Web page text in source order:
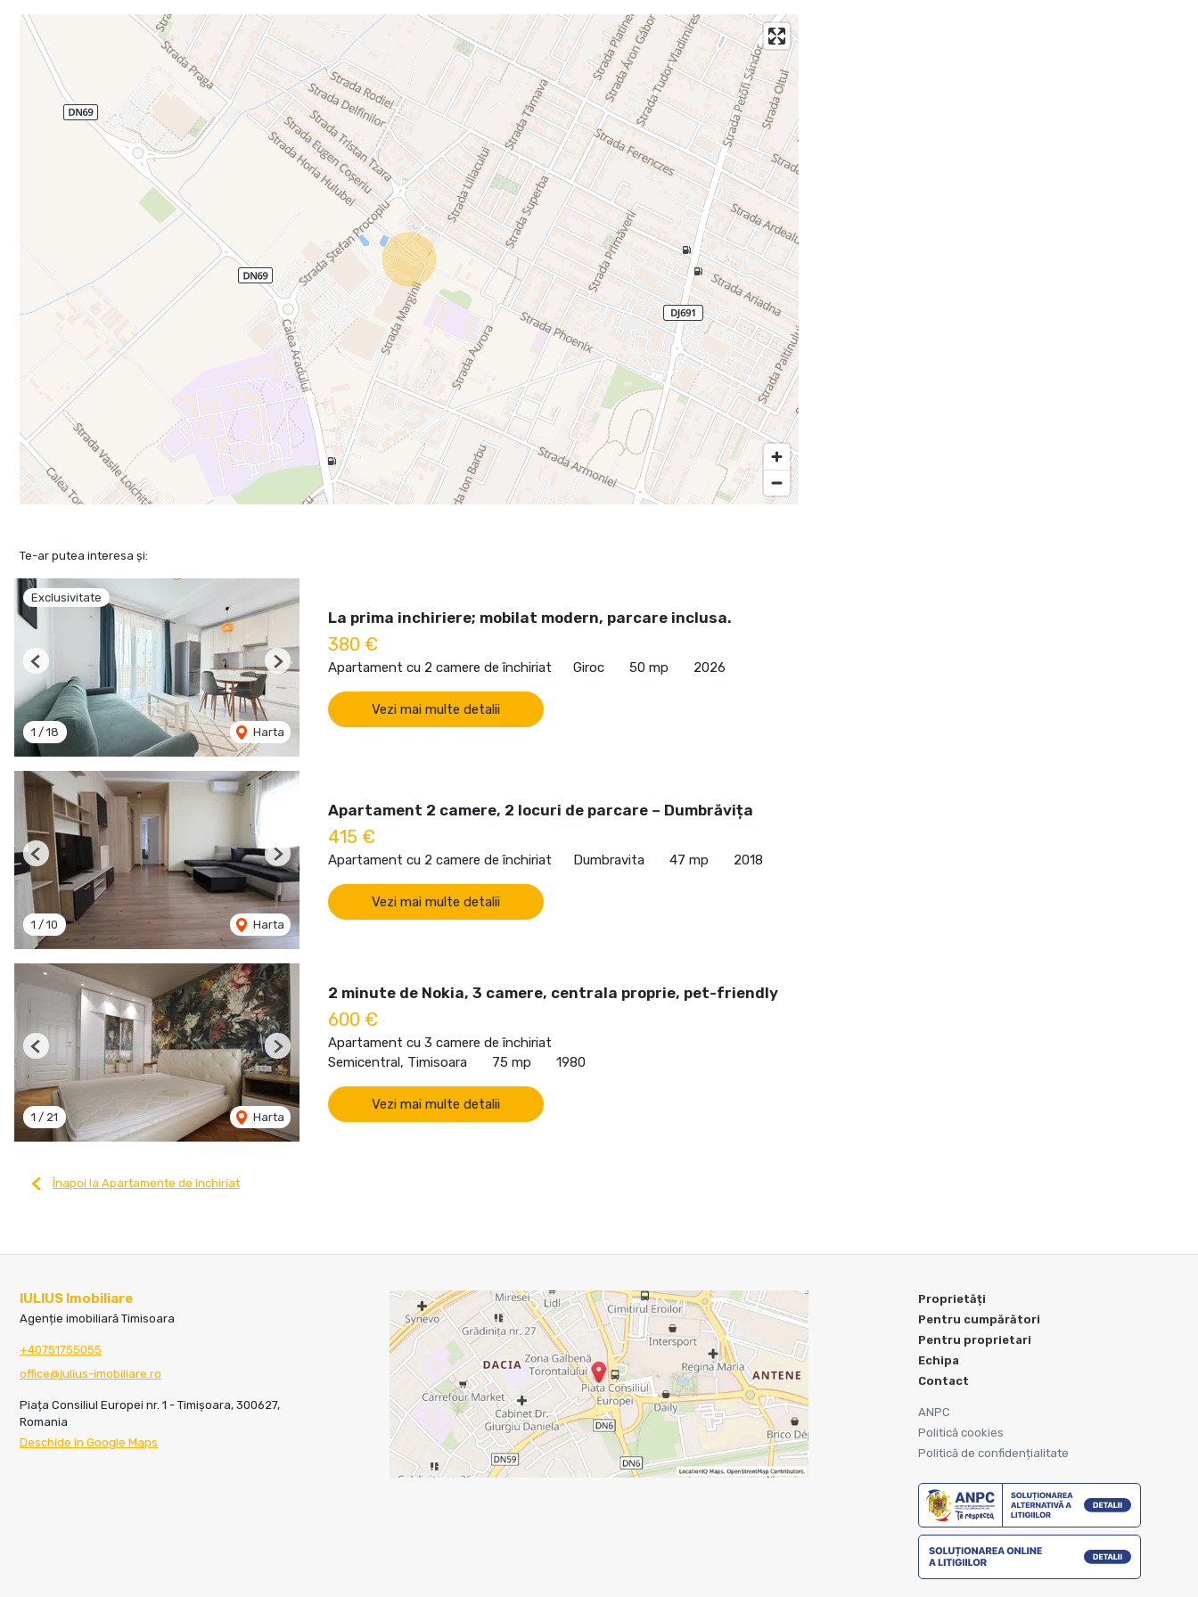
Te-ar putea interesa și:
Exclusivitate
1 / 18 Harta
Previous Next
La prima inchiriere; mobilat modern, parcare inclusa.
380 €
Apartament cu 2 camere de închiriat Giroc 50 mp 2026
Vezi mai multe detalii
1 / 10 Harta
Previous Next
Apartament 2 camere, 2 locuri de parcare – Dumbrăvița
415 €
Apartament cu 2 camere de închiriat Dumbravita 47 mp 2018
Vezi mai multe detalii
1 / 21 Harta
Previous Next
2 minute de Nokia, 3 camere, centrala proprie, pet-friendly
600 €
Apartament cu 3 camere de închiriat
Semicentral, Timisoara
75 mp 1980
Vezi mai multe detalii
Înapoi la Apartamente de închiriat
IULIUS Imobiliare
Agenție imobiliară Timisoara
+40751755055
office@iulius-imobiliare.ro
Piața Consiliul Europei nr. 1 - Timișoara, 300627,
Romania
Deschide în Google Maps
Proprietăți
Pentru cumpărători
Pentru proprietari
Echipa
Contact
ANPC
Politică cookies
Politică de confidențialitate